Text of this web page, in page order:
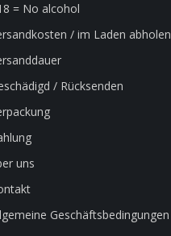
= No alcohol
/ im Laden abholen
/ Rücksenden
uns
Geschäftsbedingungen